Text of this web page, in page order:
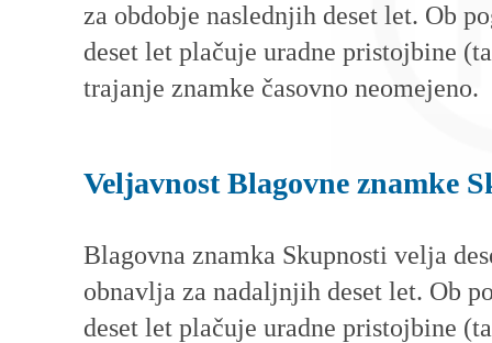
za obdobje naslednjih deset let. Ob
deset let plačuje uradne pristojbine
trajanje znamke časovno neomejeno.
Veljavnost Blagovne znamke
Blagovna znamka Skupnosti velja
obnavlja za nadaljnjih deset let. Ob
deset let plačuje uradne pristojbine